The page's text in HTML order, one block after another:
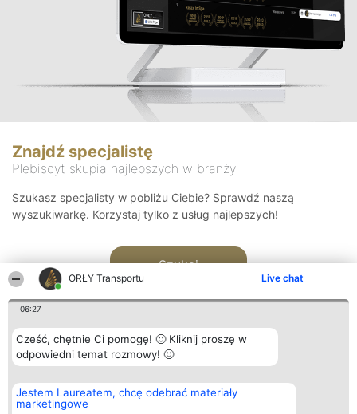
ORŁY Transportu Live chat
06:27
Cześć, chętnie Ci pomogę! 🙂 Kliknij proszę w
odpowiedni temat rozmowy! 🙂
Jestem Laureatem, chcę odebrać materiały
marketingowe
Znajdź specjalistę
Plebiscyt skupia najlepszych w branży
Szukasz specjalisty w pobliżu Ciebie? Sprawdź naszą
wyszukiwarkę. Korzystaj tylko z usług najlepszych!
Szukaj
Organizator plebiscytu
Bright Side Solutions sp. z o.
o. sp. k.
Plebiscyt
Laureaci
Kontakt
Kontakt